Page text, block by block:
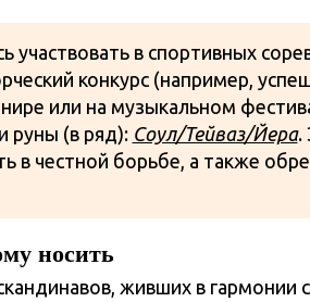
участвовать в спортивных
конкурс (например,
или на музыкальном
руны (в ряд): Соул/Тейваз/Йера.
в честной борьбе, а также
носить
живших в гармонии